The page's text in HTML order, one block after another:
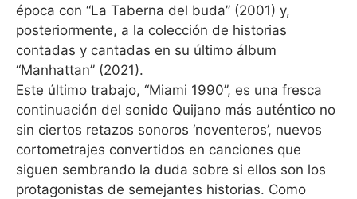
época con “La Taberna del buda” (2001) y,
posteriormente, a la colección de historias
contadas y cantadas en su último álbum
“Manhattan” (2021).
Este último trabajo, “Miami 1990”, es una fresca
continuación del sonido Quijano más auténtico no
sin ciertos retazos sonoros ‘noventeros’, nuevos
cortometrajes convertidos en canciones que
siguen sembrando la duda sobre si ellos son los
protagonistas de semejantes historias. Como